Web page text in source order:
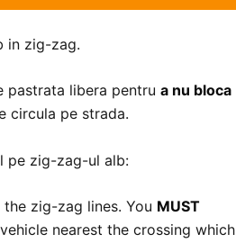
in zig-zag.
pastrata libera pentru a nu bloca
circula pe strada.
pe zig-zag-ul alb:
zig-zag lines. You MUST
nearest the crossing which